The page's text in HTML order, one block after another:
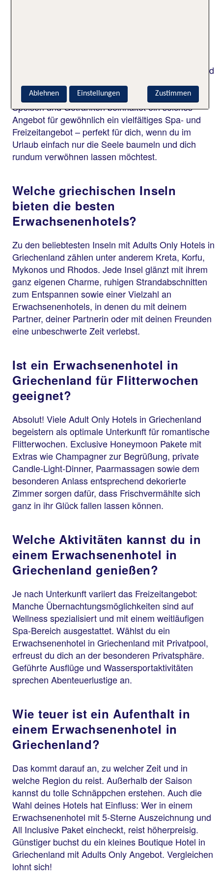
Ja, wenn du ein Erwachsenenhotel in Griechenland
mit All Inclusive Option suchst, wirst du garantiert
fündig. Neben einer umfassenden Verpflegung mit
Speisen und Getränken beinhaltet ein solches
Angebot für gewöhnlich ein vielfältiges Spa- und
Freizeitangebot – perfekt für dich, wenn du im
Urlaub einfach nur die Seele baumeln und dich
rundum verwöhnen lassen möchtest.
Welche griechischen Inseln
bieten die besten
Erwachsenenhotels?
Zu den beliebtesten Inseln mit Adults Only Hotels in
Griechenland zählen unter anderem Kreta, Korfu,
Mykonos und Rhodos. Jede Insel glänzt mit ihrem
ganz eigenen Charme, ruhigen Strandabschnitten
zum Entspannen sowie einer Vielzahl an
Erwachsenenhotels, in denen du mit deinem
Partner, deiner Partnerin oder mit deinen Freunden
eine unbeschwerte Zeit verlebst.
Ist ein Erwachsenenhotel in
Griechenland für Flitterwochen
geeignet?
Absolut! Viele Adult Only Hotels in Griechenland
begeistern als optimale Unterkunft für romantische
Flitterwochen. Exclusive Honeymoon Pakete mit
Extras wie Champagner zur Begrüßung, private
Candle-Light-Dinner, Paarmassagen sowie dem
besonderen Anlass entsprechend dekorierte
Zimmer sorgen dafür, dass Frischvermählte sich
ganz in ihr Glück fallen lassen können.
Welche Aktivitäten kannst du in
einem Erwachsenenhotel in
Griechenland genießen?
Je nach Unterkunft variiert das Freizeitangebot:
Manche Übernachtungsmöglichkeiten sind auf
Wellness spezialisiert und mit einem weitläufigen
Spa-Bereich ausgestattet. Wählst du ein
Erwachsenenhotel in Griechenland mit Privatpool,
erfreust du dich an der besonderen Privatsphäre.
Geführte Ausflüge und Wassersportaktivitäten
sprechen Abenteuerlustige an.
Wie teuer ist ein Aufenthalt in
einem Erwachsenenhotel in
Griechenland?
Das kommt darauf an, zu welcher Zeit und in
welche Region du reist. Außerhalb der Saison
kannst du tolle Schnäppchen erstehen. Auch die
Wahl deines Hotels hat Einfluss: Wer in einem
Erwachsenenhotel mit 5-Sterne Auszeichnung und
All Inclusive Paket eincheckt, reist höherpreisig.
Günstiger buchst du ein kleines Boutique Hotel in
Griechenland mit Adults Only Angebot. Vergleichen
lohnt sich!
Zustimmen
Ablehnen Einstellungen